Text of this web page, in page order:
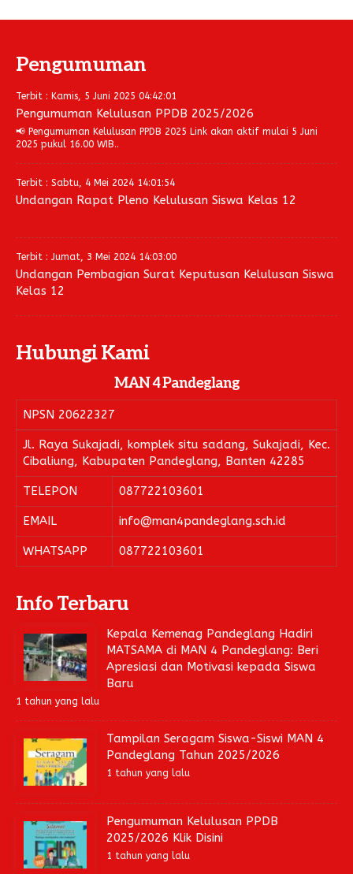
Pengumuman
Terbit : Kamis, 5 Juni 2025 04:42:01
Pengumuman Kelulusan PPDB 2025/2026
📢 Pengumuman Kelulusan PPDB 2025 Link akan aktif mulai 5 Juni
2025 pukul 16.00 WIB..
Terbit : Sabtu, 4 Mei 2024 14:01:54
Undangan Rapat Pleno Kelulusan Siswa Kelas 12
Terbit : Jumat, 3 Mei 2024 14:03:00
Undangan Pembagian Surat Keputusan Kelulusan Siswa
Kelas 12
Hubungi Kami
MAN 4 Pandeglang
NPSN 20622327
Jl. Raya Sukajadi, komplek situ sadang, Sukajadi, Kec.
Cibaliung, Kabupaten Pandeglang, Banten 42285
TELEPON 087722103601
EMAIL info@man4pandeglang.sch.id
WHATSAPP 087722103601
Info Terbaru
Kepala Kemenag Pandeglang Hadiri
MATSAMA di MAN 4 Pandeglang: Beri
Apresiasi dan Motivasi kepada Siswa
Baru
1 tahun yang lalu
Tampilan Seragam Siswa-Siswi MAN 4
Pandeglang Tahun 2025/2026
1 tahun yang lalu
Pengumuman Kelulusan PPDB
2025/2026 Klik Disini
1 tahun yang lalu